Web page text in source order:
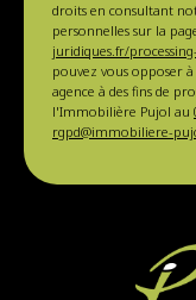
droits en consultant
personnelles sur la
juridiques.fr/
pouvez vous opposer
agence à des fins de
l'Immobilière Pujol au
rgpd@immobiliere-